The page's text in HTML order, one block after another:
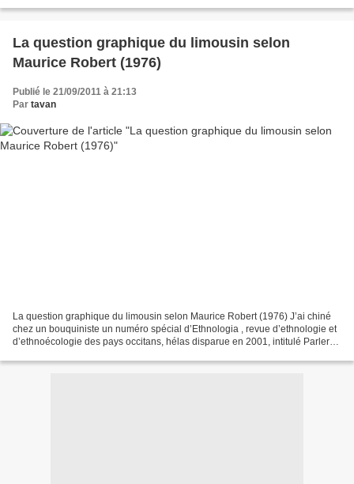
La question graphique du limousin selon
Maurice Robert (1976)
Publié le 21/09/2011 à 21:13
Par tavan
La question graphique du limousin selon Maurice Robert (1976) J’ai chiné
chez un bouquiniste un numéro spécial d’Ethnologia , revue d’ethnologie et
d’ethnoécologie des pays occitans, hélas disparue en 2001, intitulé Parler